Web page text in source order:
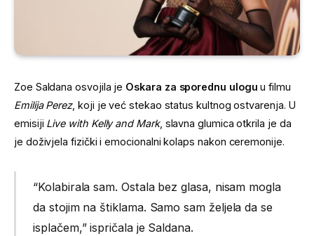
Zoe Saldana osvojila je Oskara za sporednu ulogu u filmu
Emilija Perez, koji je već stekao status kultnog ostvarenja. U
emisiji Live with Kelly and Mark, slavna glumica otkrila je da
je doživjela fizički i emocionalni kolaps nakon ceremonije.
“Kolabirala sam. Ostala bez glasa, nisam mogla
da stojim na štiklama. Samo sam željela da se
isplačem,” ispričala je Saldana.